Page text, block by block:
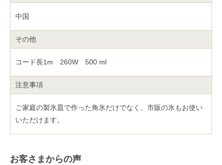
中国
その他
コード長1m 260W 500 ml
注意事項
ご家庭の製氷皿で作った角氷だけでなく、市販の氷もお使い
いただけます。
お客さまからの声